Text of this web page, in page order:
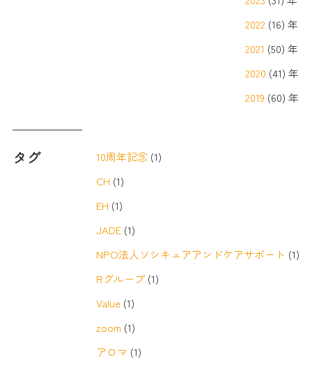
2022 (16) 年
2021 (50) 年
2020 (41) 年
2019 (60) 年
タグ 10周年記念 (1)
CH (1)
EH (1)
JADE (1)
NPO法人ソシキュアアンドケアサポート (1)
Rグループ (1)
Value (1)
zoom (1)
アロマ (1)